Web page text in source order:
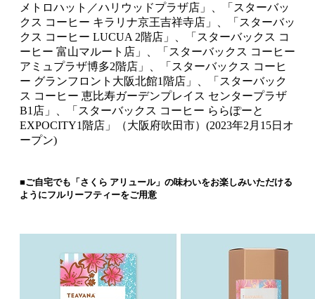
メトロハット／ハリウッドプラザ店」、「スターバッ
クス コーヒー キラリナ京王吉祥寺店」、「スターバッ
クス コーヒー LUCUA 2階店」、「スターバックス コ
ーヒー 富山マルート店」、「スターバックス コーヒー
アミュプラザ博多2階店」、「スターバックス コーヒ
ー グランフロント大阪北館1階店」、「スターバック
ス コーヒー 恵比寿ガーデンプレイス センタープラザ
B1店」、「スターバックス コーヒー ららぽーと
EXPOCITY1階店」（大阪府吹田市）(2023年2月15日オ
ープン)
■ご自宅でも「さくら アリュール」の味わいをお楽しみいただける
ようにフルリーフティーをご用意